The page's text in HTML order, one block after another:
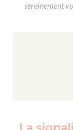
sereinement